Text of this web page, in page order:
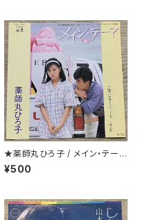
★薬師丸ひろ子 / メイン・テーマ
クリアー盤
¥500